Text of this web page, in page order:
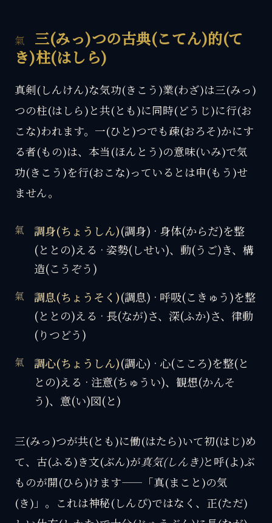
三(みっ)つの古典(こてん)的(て
き)柱(はしら)
真剣(しんけん)な気功(きこう)業(わざ)は三(みっ)
つの柱(はしら)と共(とも)に同時(どうじ)に行(お
こな)われます。一(ひと)つでも疎(おろそ)かにす
る者(もの)は、本当(ほんとう)の意味(いみ)で気
功(きこう)を行(おこな)っているとは申(もう)せ
ません。
調身(ちょうしん)(調身) · 身体(からだ)を整
(ととの)える · 姿勢(しせい)、動(うご)き、構
造(こうぞう)
調息(ちょうそく)(調息) · 呼吸(こきゅう)を整
(ととの)える · 長(なが)さ、深(ふか)さ、律動
(りつどう)
調心(ちょうしん)(調心) · 心(こころ)を整(と
との)える · 注意(ちゅうい)、観想(かんそ
う)、意(い)図(と)
三(みっ)つが共(とも)に働(はたら)いて初(はじ)め
て、古(ふる)き文(ぶん)が真気(しんき)と呼(よ)ぶ
ものが開(ひら)けます——「真(まこと)の気
(き)」。これは神秘(しんぴ)ではなく、正(ただ)